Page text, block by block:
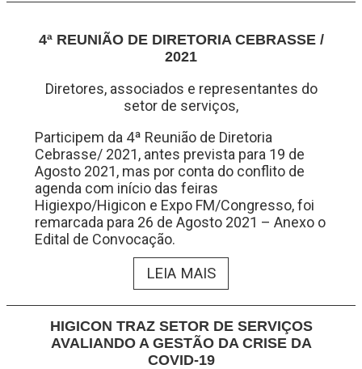
4ª REUNIÃO DE DIRETORIA CEBRASSE /
2021
Diretores, associados e representantes do
setor de serviços,
Participem da 4ª Reunião de Diretoria
Cebrasse/ 2021, antes prevista para 19 de
Agosto 2021, mas por conta do conflito de
agenda com início das feiras
Higiexpo/Higicon e Expo FM/Congresso, foi
remarcada para 26 de Agosto 2021 – Anexo o
Edital de Convocação.
LEIA MAIS
HIGICON TRAZ SETOR DE SERVIÇOS
AVALIANDO A GESTÃO DA CRISE DA
COVID-19